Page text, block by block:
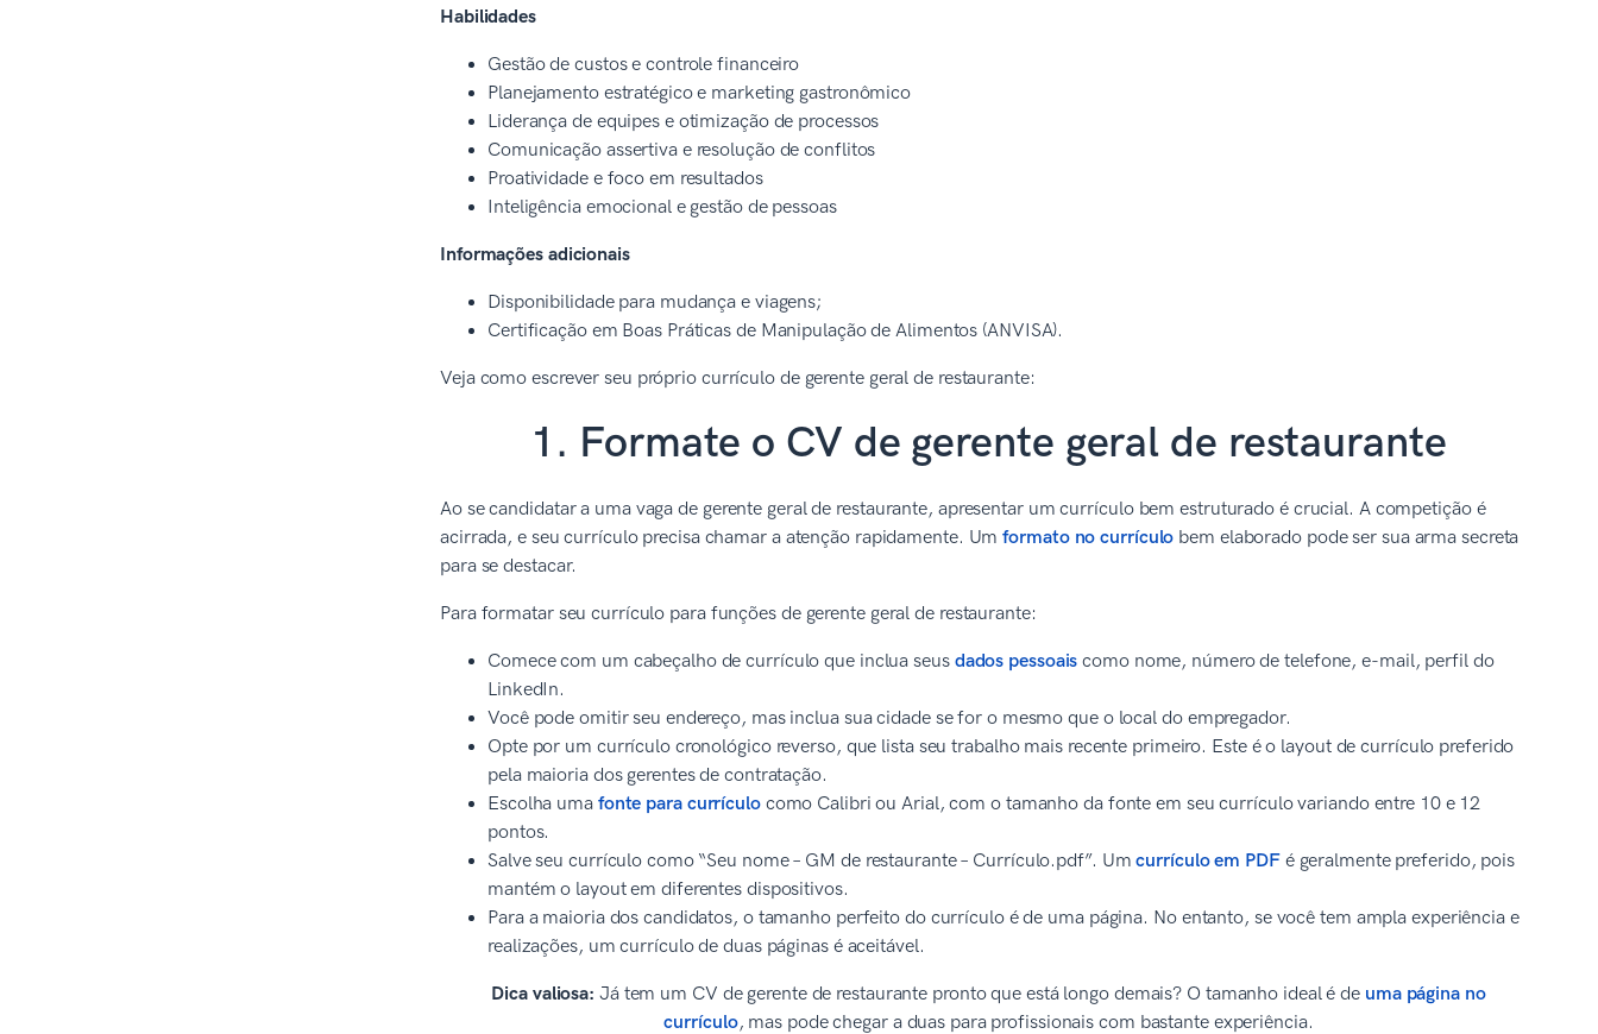
Habilidades
Gestão de custos e controle financeiro
Planejamento estratégico e marketing gastronômico
Liderança de equipes e otimização de processos
Comunicação assertiva e resolução de conflitos
Proatividade e foco em resultados
Inteligência emocional e gestão de pessoas
Informações adicionais
Disponibilidade para mudança e viagens;
Certificação em Boas Práticas de Manipulação de Alimentos (ANVISA).
Veja como escrever seu próprio currículo de gerente geral de restaurante:
1. Formate o CV de gerente geral de restaurante
Ao se candidatar a uma vaga de gerente geral de restaurante, apresentar um currículo bem estruturado é crucial. A competição é
acirrada, e seu currículo precisa chamar a atenção rapidamente. Umformato no currículo bem elaborado pode ser sua arma secreta
para se destacar.
Para formatar seu currículo para funções de gerente geral de restaurante:
Comece com um cabeçalho de currículo que inclua seus dados pessoais como nome, número de telefone, e-mail, perfil do
LinkedIn.
Você pode omitir seu endereço, mas inclua sua cidade se for o mesmo que o local do empregador.
Opte por um currículo cronológico reverso, que lista seu trabalho mais recente primeiro. Este é o layout de currículo preferido
pela maioria dos gerentes de contratação.
Escolha uma fonte para currículocomo Calibri ou Arial, com o tamanho da fonte em seu currículo variando entre 10 e 12
pontos.
Salve seu currículo como “Seu nome – GM de restaurante – Currículo.pdf”. Umcurrículo em PDFé geralmente preferido, pois
mantém o layout em diferentes dispositivos.
Para a maioria dos candidatos, o tamanho perfeito do currículo é de uma página. No entanto, se você tem ampla experiência e
realizações, um currículo de duas páginas é aceitável.
Dica valiosa: Já tem um CV de gerente de restaurante pronto que está longo demais? O tamanho ideal é de uma página no
currículo, mas pode chegar a duas para profissionais com bastante experiência.